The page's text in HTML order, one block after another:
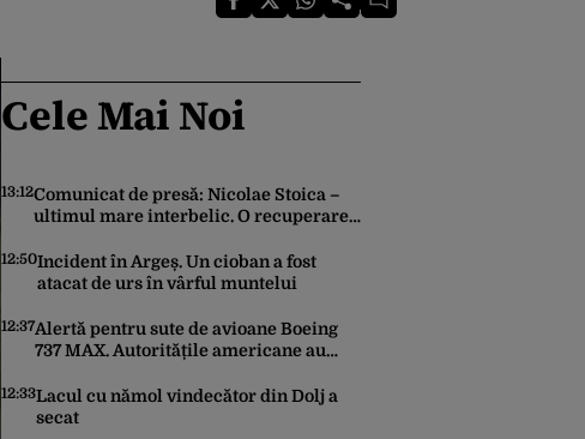
Cele Mai Noi
13:12Comunicat de presă: Nicolae Stoica –
ultimul mare interbelic. O recuperare
12:50Incident în Argeș. Un cioban a fost
atacat de urs în vârful muntelui
12:37Alertă pentru sute de avioane Boeing
737 MAX. Autoritățile americane au
unor fisuri în structura aeronavelor
12:33Lacul cu nămol vindecător din Dolj a
secat